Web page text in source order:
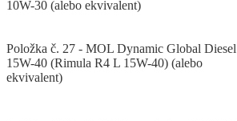
10W-30 (alebo ekvivalent)
Položka č. 27 - MOL Dynamic Global Diesel
15W-40 (Rimula R4 L 15W-40) (alebo
ekvivalent)